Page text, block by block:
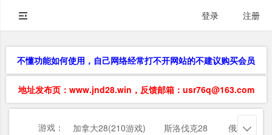
登录 注册
不懂功能如何使用，自己网络经常打不开网站的不建议购买会员
地址发布页：www.jnd28.win，反馈邮箱：usr76q@163.com
游戏： 加拿大28(210游戏) 斯洛伐克28 俄勒冈28
